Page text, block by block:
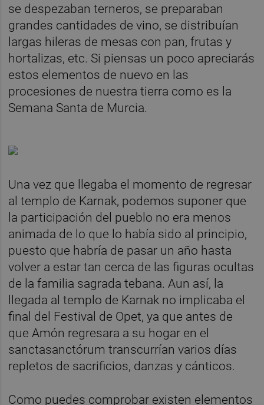
se despezaban terneros, se preparaban
grandes cantidades de vino, se distribuían
largas hileras de mesas con pan, frutas y
hortalizas, etc. Si piensas un poco apreciarás
estos elementos de nuevo en las
procesiones de nuestra tierra como es la
Semana Santa de Murcia.
Una vez que llegaba el momento de regresar
al templo de Karnak, podemos suponer que
la participación del pueblo no era menos
animada de lo que lo había sido al principio,
puesto que habría de pasar un año hasta
volver a estar tan cerca de las figuras ocultas
de la familia sagrada tebana. Aun así, la
llegada al templo de Karnak no implicaba el
final del Festival de Opet, ya que antes de
que Amón regresara a su hogar en el
sanctasanctórum transcurrían varios días
repletos de sacrificios, danzas y cánticos.
Como puedes comprobar existen elementos